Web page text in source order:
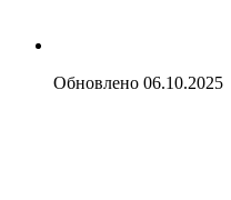
Обновлено 06.10.2025